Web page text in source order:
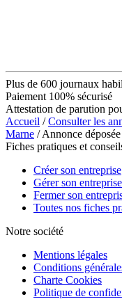
Plus de 600 journaux
Paiement 100% sécurisé
Attestation de parution
Accueil /Consulter les
Marne / Annonce
Fiches pratiques et
Créer son entreprise
Gérer son entreprise
Fermer son
Toutes nos fiches
Notre société
Mentions légales
Conditions
Charte Cookies
Politique de